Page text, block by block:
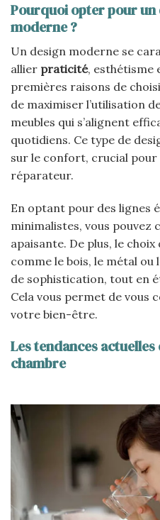
Pourquoi opter pour un
moderne ?
Un design moderne se
allier praticité, esthétisme
premières raisons de
de maximiser l’utilisation
meubles qui s’alignent
quotidiens. Ce type de
sur le confort, crucial
réparateur.
En optant pour des lignes
minimalistes, vous pouvez
apaisante. De plus, le
comme le bois, le métal
de sophistication, tout en
Cela vous permet de vous
votre bien-être.
Les tendances
chambre